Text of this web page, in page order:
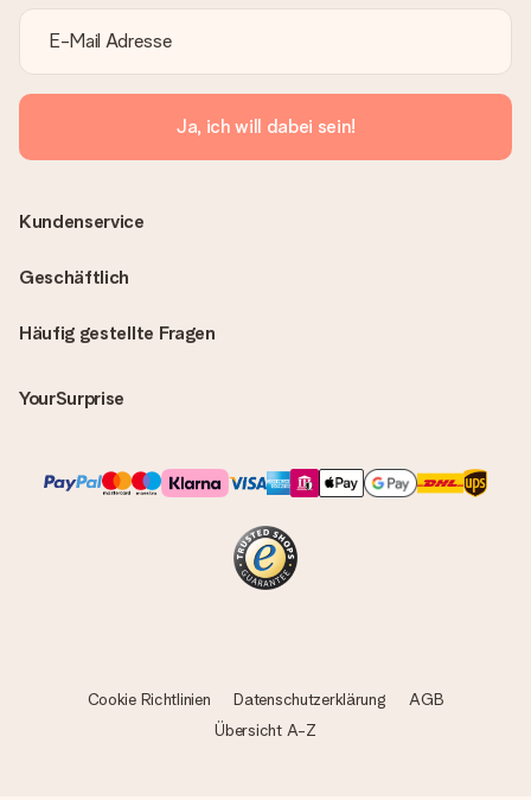
Ja, ich will dabei sein!
Häufig gestellte Fragen
YourSurprise
Kundenservice
Geschäftlich
Cookie Richtlinien Datenschutzerklärung
AGB
Übersicht A-Z